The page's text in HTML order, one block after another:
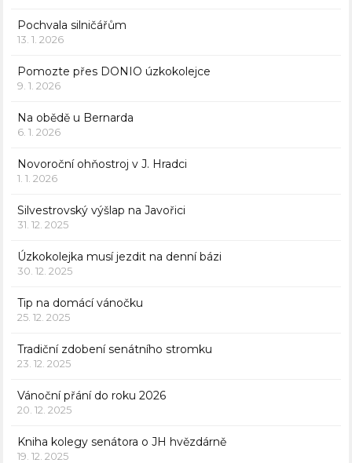
Pochvala silničářům
13. 1. 2026
Pomozte přes DONIO úzkokolejce
9. 1. 2026
Na obědě u Bernarda
6. 1. 2026
Novoroční ohňostroj v J. Hradci
1. 1. 2026
Silvestrovský výšlap na Javořici
31. 12. 2025
Úzkokolejka musí jezdit na denní bázi
30. 12. 2025
Tip na domácí vánočku
25. 12. 2025
Tradiční zdobení senátního stromku
23. 12. 2025
Vánoční přání do roku 2026
20. 12. 2025
Kniha kolegy senátora o JH hvězdárně
19. 12. 2025